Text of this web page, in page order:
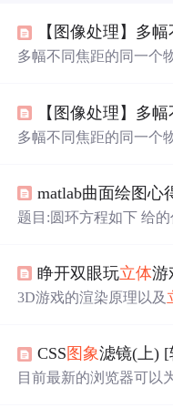
多幅不同焦距的同一个
多幅不同焦距的同一个
matlab曲面绘图心
题目:圆环方程如下 给的代码如下: r=linspace(0,2*pi,60); [u,
s=surface(x,y,z); axis
面网格线颜色
睁开双眼玩立体游
3D游戏的渲染原理以及
观察躲在屏幕边缘和角
明白，原来侧着身体并
CSS 图象滤镜(上) [
目前最新的浏览器可以